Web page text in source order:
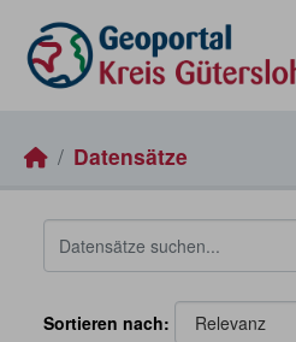
Datensätze
Sortieren nach